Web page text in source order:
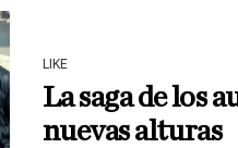
LIKE
La saga de los
nuevas alturas